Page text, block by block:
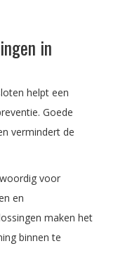
in
helpt een
Goede
vermindert de
voor
en
maken het
binnen te